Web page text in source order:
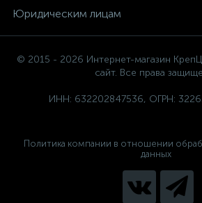
Юридическим лицам
© 2015 - 2026 Интернет-магазин
сайт. Все права
ИНН: 632202847536, ОГРН:
Политика компании в отношении
данных